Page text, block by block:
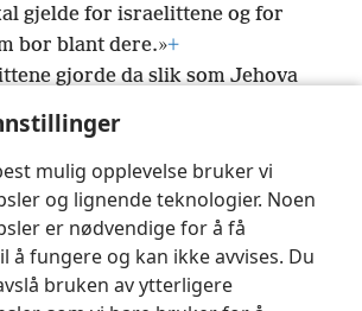
mulig opplevelse bruker vi
og lignende teknologier. Noen
er nødvendige for å få
å fungere og kan ikke avvises. Du
bruken av ytterligere
gjelde for israelittene og for
bor blant dere.»+
gjorde da slik som Jehova
førte Jehova israelittene
Del Innstillinger